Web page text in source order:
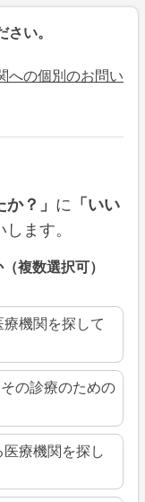
い。
への個別のお問い
？」 に 「いい
ます。
複数選択可）
機関を探して
の診療のための
療機関を探し